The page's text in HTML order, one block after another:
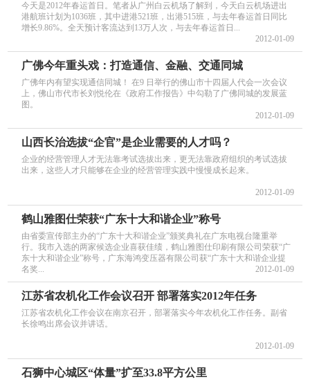
今天是2012年春运首日。笔者从广州白云机场了解到，今天白云机场进出
港航班计划为1036班，其中进港521班，出港515班，与去年春运首日同比
增长9.86%。全天预计客流达到13万人次，与去年春运首日...
2012-01-09
广佛今年重头戏：打造通信、金融、交通同城
广佛年内有望实现通信同城！ 在9 日举行的佛山市十四届人代会一次会议
上，佛山市代市长刘悦伦在《政府工作报告》中勾勒了广佛同城的发展蓝
图。
2012-01-09
山西长治选拔“企官”是企业需要的人才吗？
企业的经营管理人才无法靠考试选拔出来，更无法靠政府组织的考试选拔
出来，这些人才只能够在企业的经营管理实践中慢慢成长起来。
2012-01-09
鹤山雅图仕荣获“广东十大和谐企业”称号
由省委宣传部主办的“广东十大和谐企业”颁奖典礼在广东电视台隆重举
行。我市入选的两家候选企业喜获佳绩，鹤山雅图仕印刷有限公司荣获“广
东十大和谐企业”称号，广东海鸿变压器有限公司获“广东十大和谐企业提
名奖...
2012-01-09
江苏省农机化工作会议召开 部署落实2012年任务
江苏省农机化工作会议在南京召开，部署落实今年农机化工作任务。副省
长徐鸣出席会议并讲话。
2012-01-09
石狮中心城区“体量”扩至33.8平方公里